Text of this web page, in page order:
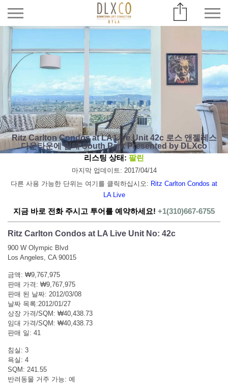
Ritz Carlton Condos at LA Live Unit 42c 로스 앤젤레스
다운타운에 임대 South Park Presented by DLXco
리스팅 상태: 팔린
마지막 업데이트: 2017/04/14
다른 사용 가능한 단위는 여기를 클릭하십시오: Ritz Carlton Condos at
LA Live
지금 바로 전화 주시고 투어를 예약하세요! +1(310)667-6755
Ritz Carlton Condos at LA Live Unit No: 42c
900 W Olympic Blvd
Los Angeles, CA 90015
금액: ₩9,767,975
판매 가격: ₩9,767,975
판매 된 날짜: 2012/03/08
날짜 목록:2012/01/27
상장 가격/SQM: ₩40,438.73
임대 가격/SQM: ₩40,438.73
판매 일: 41
침실: 3
욕실: 4
SQM: 241.55
반려동물 거주 가능: 예